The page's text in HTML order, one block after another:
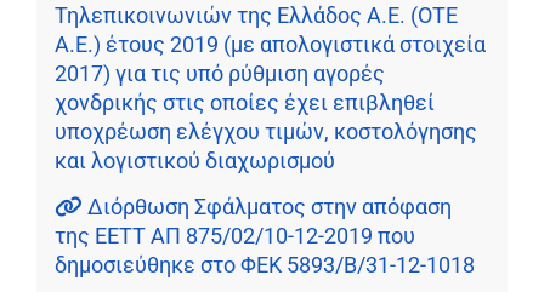
Τηλεπικοινωνιών της Ελλάδος Α.Ε. (ΟΤΕ
Α.Ε.) έτους 2019 (με απολογιστικά στοιχεία
2017) για τις υπό ρύθμιση αγορές
χονδρικής στις οποίες έχει επιβληθεί
υποχρέωση ελέγχου τιμών, κοστολόγησης
και λογιστικού διαχωρισμού
Διόρθωση Σφάλματος στην απόφαση
της ΕΕΤΤ ΑΠ 875/02/10-12-2019 που
δημοσιεύθηκε στο ΦΕΚ 5893/Β/31-12-1018